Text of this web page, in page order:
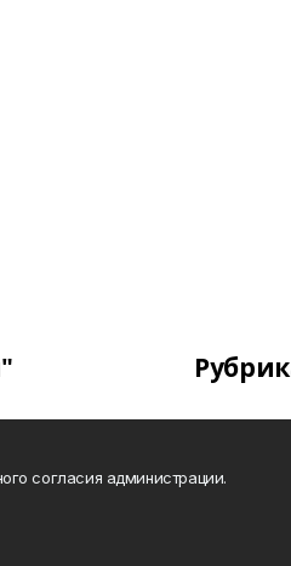
согласия администрации.